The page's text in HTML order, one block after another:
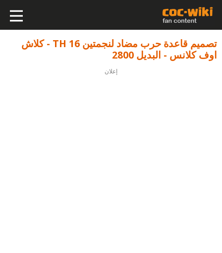
تصميم قاعدة حرب مضاد لنجمتين TH 16 - كلاش
اوف كلانس - البديل 2800
إعلان